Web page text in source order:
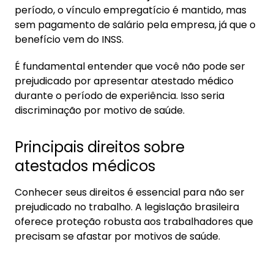
período, o vínculo empregatício é mantido, mas
sem pagamento de salário pela empresa, já que o
benefício vem do INSS.
É fundamental entender que você não pode ser
prejudicado por apresentar atestado médico
durante o período de experiência. Isso seria
discriminação por motivo de saúde.
Principais direitos sobre
atestados médicos
Conhecer seus direitos é essencial para não ser
prejudicado no trabalho. A legislação brasileira
oferece proteção robusta aos trabalhadores que
precisam se afastar por motivos de saúde.